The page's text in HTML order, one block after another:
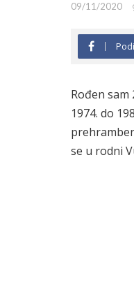
09/11/2020
Rođen sam
1974. do
se u rodni